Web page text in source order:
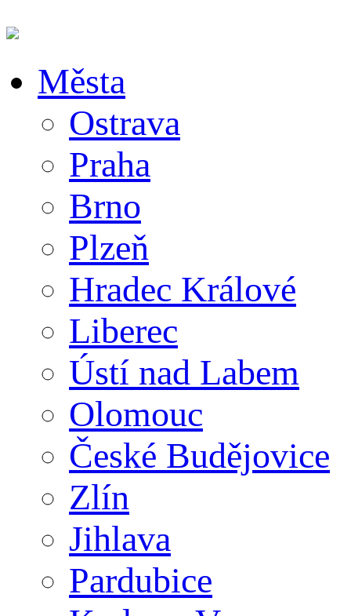
Města
Ostrava
Praha
Brno
Plzeň
Hradec Králové
Liberec
Ústí nad Labem
Olomouc
České Budějovice
Zlín
Jihlava
Pardubice